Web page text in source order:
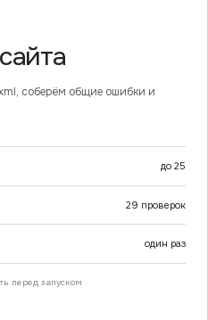
соберём общие ошибки и
до 25
29 проверок
один раз
перед запуском